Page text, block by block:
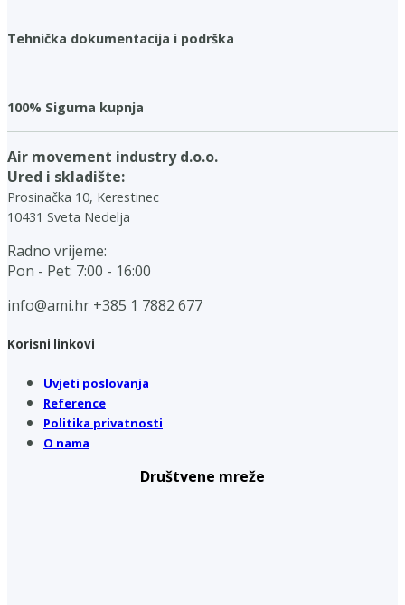
Tehnička dokumentacija i podrška
100% Sigurna kupnja
Air movement industry d.o.o.
Ured i skladište:
Prosinačka 10, Kerestinec
10431 Sveta Nedelja
Radno vrijeme:
Pon - Pet: 7:00 - 16:00
info@ami.hr +385 1 7882 677
Korisni linkovi
Uvjeti poslovanja
Reference
Politika privatnosti
O nama
Društvene mreže